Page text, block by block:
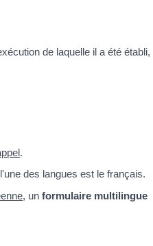
de laquelle il a été établi,
.
des langues est le français.
, un formulaire multilingue